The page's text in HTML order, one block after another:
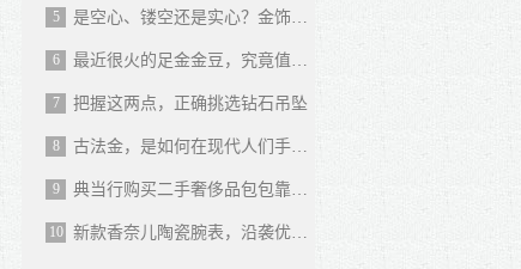
5 是空心、镂空还是实心？金饰该如何挑选
6 最近很火的足金金豆，究竟值得买吗？
7 把握这两点，正确挑选钻石吊坠
8 古法金，是如何在现代人们手中“大放异彩”的？
9 典当行购买二手奢侈品包包靠谱吗？
10 新款香奈儿陶瓷腕表，沿袭优雅依旧